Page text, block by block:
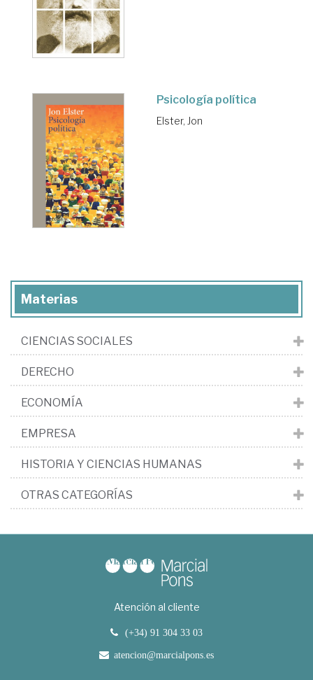
Psicología política
Elster, Jon
Materias
CIENCIAS SOCIALES
DERECHO
ECONOMÍA
EMPRESA
HISTORIA Y CIENCIAS HUMANAS
OTRAS CATEGORÍAS
Atención al cliente
(+34) 91 304 33 03
atencion@marcialpons.es